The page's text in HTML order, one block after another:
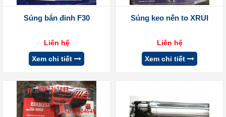
Súng bắn đinh F30
Liên hệ
Xem chi tiết
Súng keo nến to XRUI
Liên hệ
Xem chi tiết